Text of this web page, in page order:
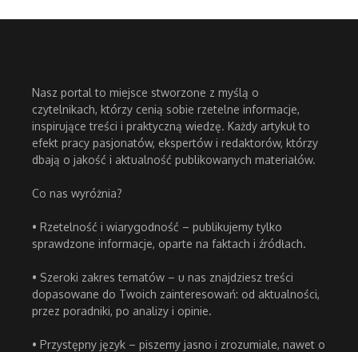
Nasz portal to miejsce stworzone z myślą o
czytelnikach, którzy cenią sobie rzetelne informacje,
inspirujące treści i praktyczną wiedzę. Każdy artykuł to
efekt pracy pasjonatów, ekspertów i redaktorów, którzy
dbają o jakość i aktualność publikowanych materiałów.
Co nas wyróżnia?
• Rzetelność i wiarygodność – publikujemy tylko
sprawdzone informacje, oparte na faktach i źródłach.
• Szeroki zakres tematów – u nas znajdziesz treści
dopasowane do Twoich zainteresowań: od aktualności,
przez poradniki, po analizy i opinie.
• Przystępny język – piszemy jasno i zrozumiale, nawet o